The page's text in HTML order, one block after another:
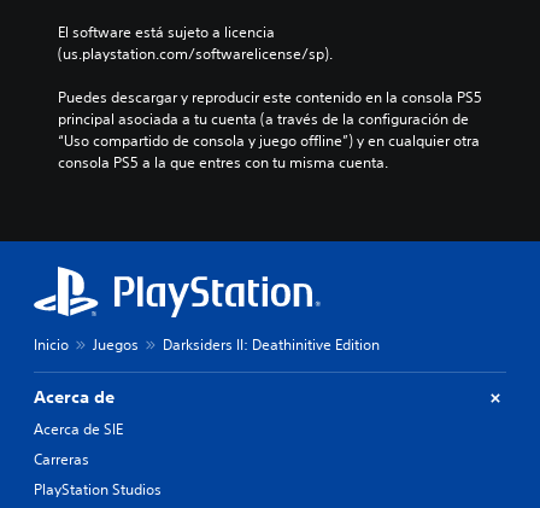
El software está sujeto a licencia
(us.playstation.com/softwarelicense/sp).
Puedes descargar y reproducir este contenido en la consola PS5
principal asociada a tu cuenta (a través de la configuración de
“Uso compartido de consola y juego offline”) y en cualquier otra
consola PS5 a la que entres con tu misma cuenta.
Inicio Juegos Darksiders II: Deathinitive Edition
Acerca de
Acerca de SIE
Carreras
PlayStation Studios